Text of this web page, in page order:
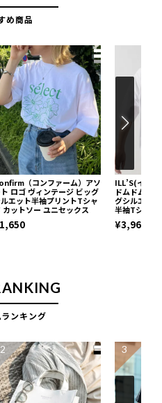
め商品
（コンファーム）アソ
ロゴ ヴィンテージ ビッグ
エット半袖プリントTシャ
カットソー ユニセックス
ILL’S(イル
ドムドムハ
グシルエッ
半袖Tシャツ
¥3,960
ンキング
2 3